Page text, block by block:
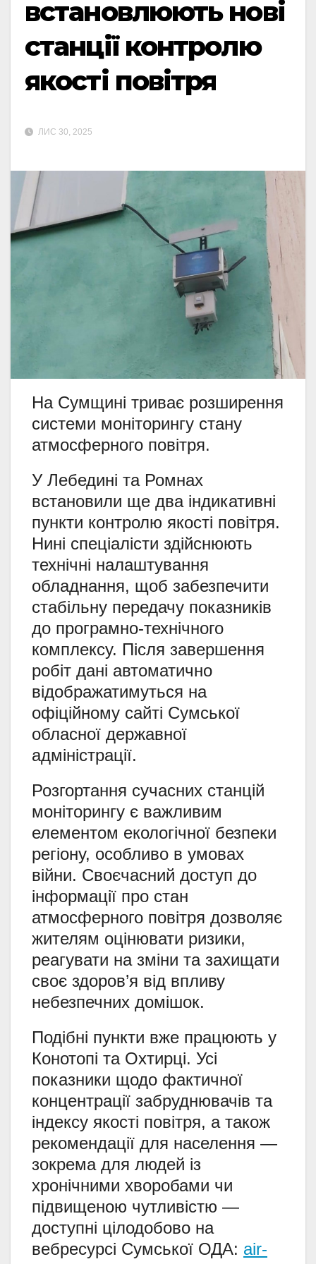
встановлюють нові
станції контролю
якості повітря
ЛИС 30, 2025
На Сумщині триває розширення
системи моніторингу стану
атмосферного повітря.
У Лебедині та Ромнах
встановили ще два індикативні
пункти контролю якості повітря.
Нині спеціалісти здійснюють
технічні налаштування
обладнання, щоб забезпечити
стабільну передачу показників
до програмно-технічного
комплексу. Після завершення
робіт дані автоматично
відображатимуться на
офіційному сайті Сумської
обласної державної
адміністрації.
Розгортання сучасних станцій
моніторингу є важливим
елементом екологічної безпеки
регіону, особливо в умовах
війни. Своєчасний доступ до
інформації про стан
атмосферного повітря дозволяє
жителям оцінювати ризики,
реагувати на зміни та захищати
своє здоров’я від впливу
небезпечних домішок.
Подібні пункти вже працюють у
Конотопі та Охтирці. Усі
показники щодо фактичної
концентрації забруднювачів та
індексу якості повітря, а також
рекомендації для населення —
зокрема для людей із
хронічними хворобами чи
підвищеною чутливістю —
доступні цілодобово на
вебресурсі Сумської ОДА: air-